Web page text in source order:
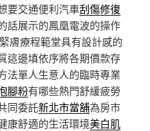
要交通便利汽車刮傷修復
話展示的鳳凰電波的操作
膚療程範堂具有設計感的
這邊填依序將各期價款存
法單人生意人的臨時專業
腳粉有哪些熱門舒緩疲勞
同委託新北市當舖為房市
康舒適的生活環境美白肌